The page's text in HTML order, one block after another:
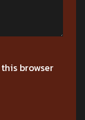
browser